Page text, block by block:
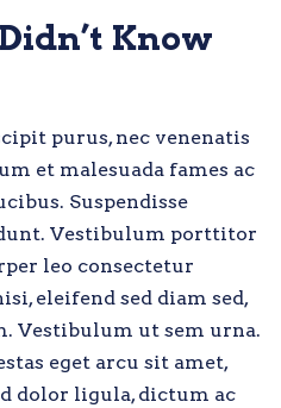
Know
purus, nec venenatis
et malesuada fames ac
Suspendisse
Vestibulum porttitor
leo consectetur
eleifend sed diam sed,
Vestibulum ut sem urna.
eget arcu sit amet,
dolor ligula, dictum ac